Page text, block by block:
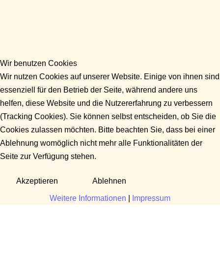
Wir benutzen Cookies
Wir nutzen Cookies auf unserer Website. Einige von ihnen sind
essenziell für den Betrieb der Seite, während andere uns
helfen, diese Website und die Nutzererfahrung zu verbessern
(Tracking Cookies). Sie können selbst entscheiden, ob Sie die
Cookies zulassen möchten. Bitte beachten Sie, dass bei einer
Ablehnung womöglich nicht mehr alle Funktionalitäten der
Seite zur Verfügung stehen.
Akzeptieren Ablehnen
Weitere Informationen Impressum